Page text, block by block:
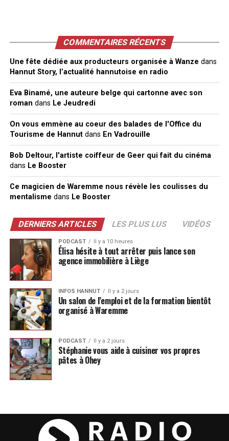
COMMENTAIRES RÉCENTS
Une fête dédiée aux producteurs organisée à Wanze dans
Hannut Story, l’actualité hannutoise en radio
Eva Binamé, une auteure belge qui cartonne avec son
roman dans Le Jeudredi
On vous emmène au coeur des balades de l'Office du
Tourisme de Hannutdans En Vadrouille
Bob Deltour, l'artiste coiffeur de Geer qui fait du cinéma
dans Le Booster
Ce magicien de Waremme nous révèle les coulisses du
mentalisme dans Le Booster
DERNIERS ARTICLES LES PLUS LUS VIDÉOS
PODCAST Il y a 10 heures
Élisa hésite à tout arrêter puis lance son
agence immobilière à Liège
INFOS HANNUT Il y a 2 jours
Un salon de l’emploi et de la formation bientôt
organisé à Waremme
PODCAST Il y a 2 jours
Stéphanie vous aide à cuisiner vos propres
pâtes à Ohey